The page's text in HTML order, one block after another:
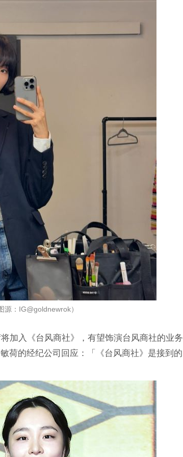
源：IG@goldnewrok）
加入《台风商社》，有望饰演台风商社的业务
荷的经纪公司回应：「《台风商社》是接到的